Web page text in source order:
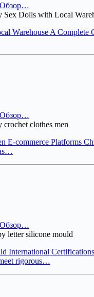
Обзор…
Sex Dolls with Local
Warehouse A Complete
Обзор…
crochet clothes men
E-commerce Platforms
Обзор…
letter silicone mould
International
rigorous…